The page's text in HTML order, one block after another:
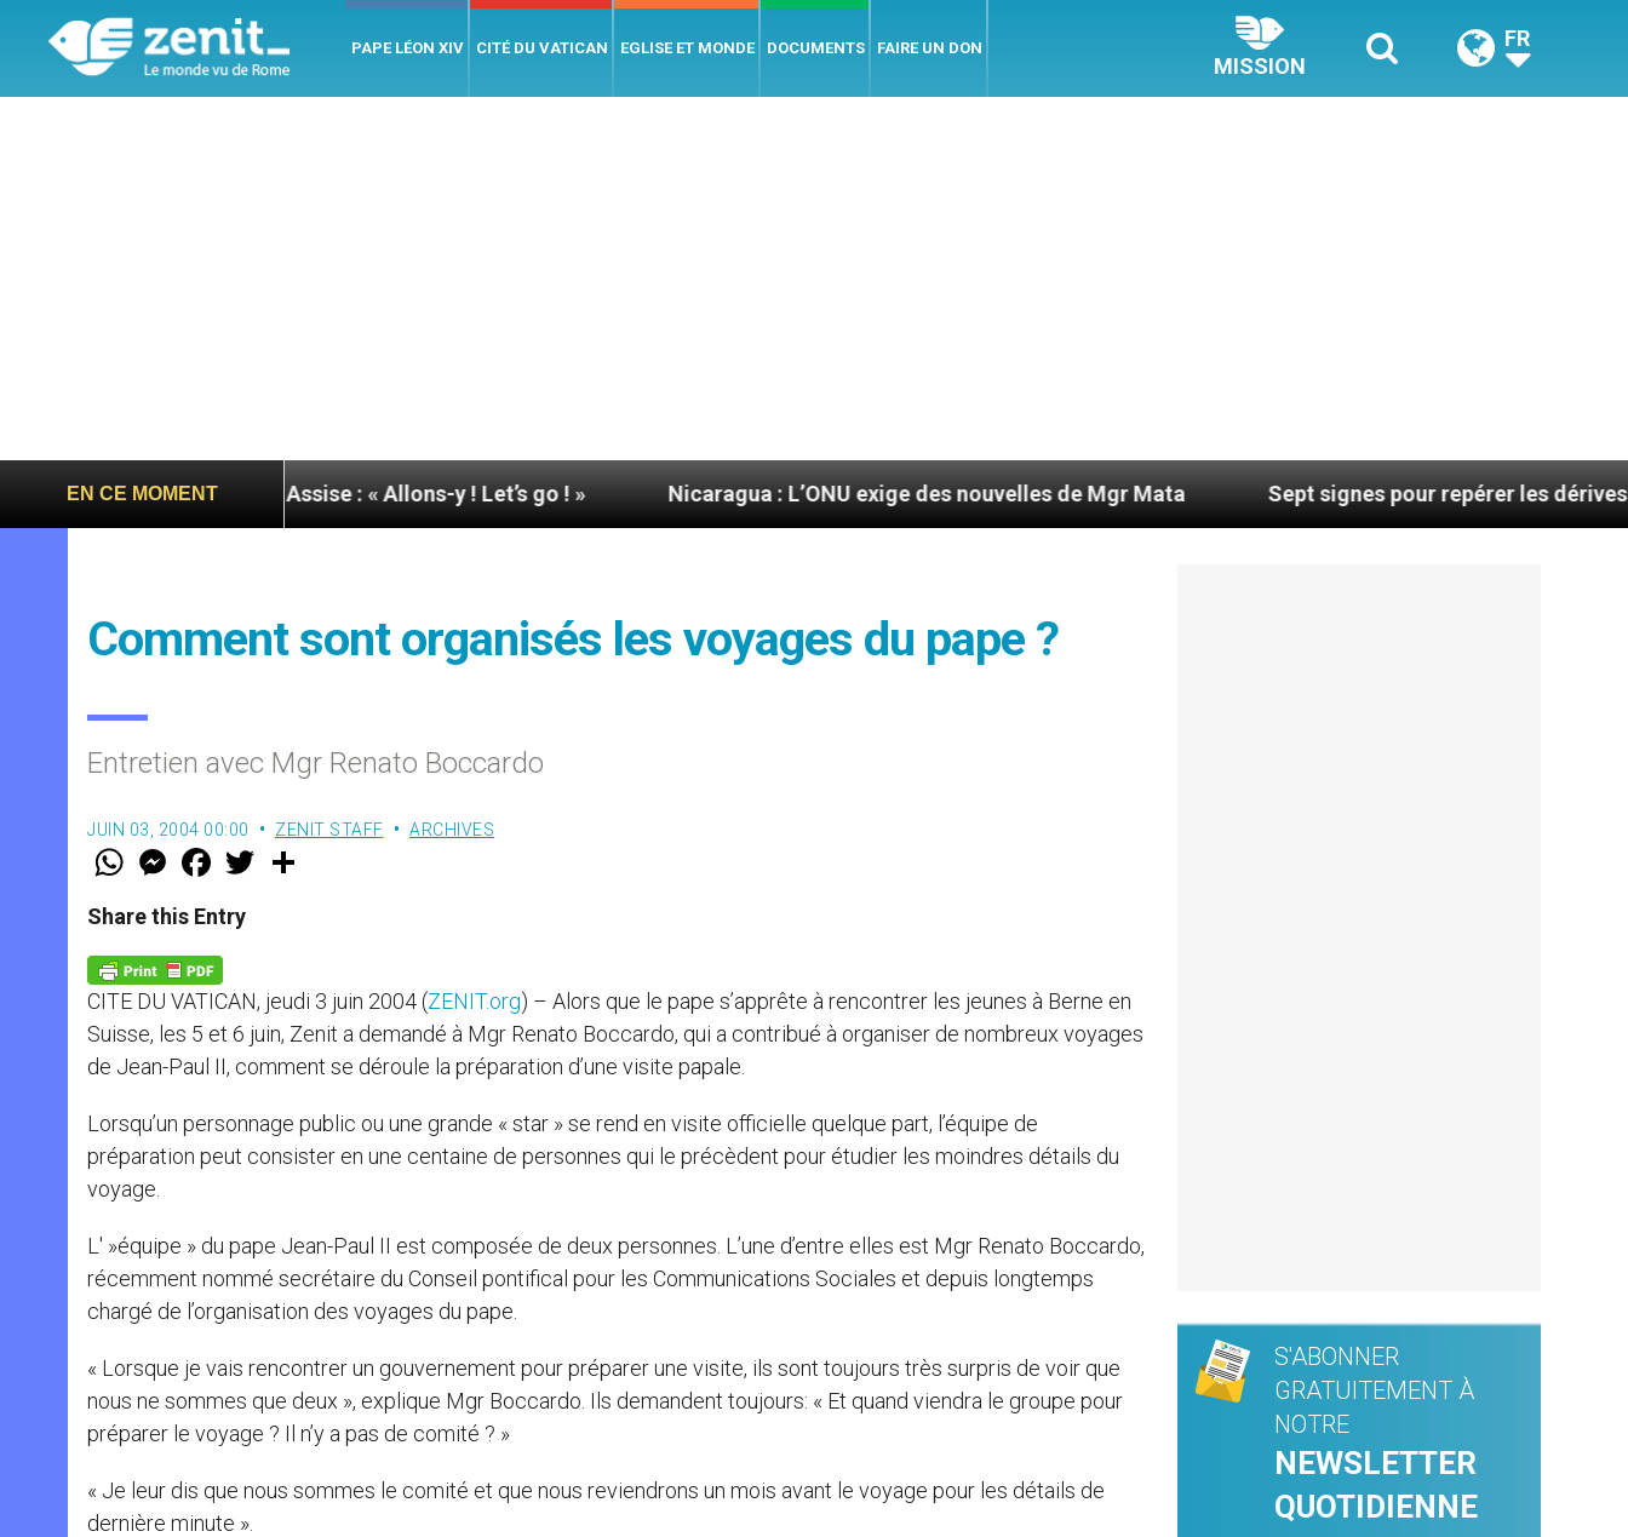
PAPE LÉON XIV CITÉ DU VATICAN EGLISE ET MONDE DOCUMENTS FAIRE UN DON
MISSION
FR
EN CE MOMENT
du pape à Assise : « Allons-y ! Let’s go ! » Nicaragua : L’ONU exige des nouvelles de Mgr Mata Sept signes pour repérer les dérives sectaires
Comment sont organisés les voyages du pape ?
Entretien avec Mgr Renato Boccardo
JUIN 03, 2004 00:00 ZENIT STAFF ARCHIVES
W
t
s
p
p
M
e
s
e
g
e
r
F
a
e
b
k
w
Share this Entry
CITE DU VATICAN, jeudi 3 juin 2004 (ZENIT.org) – Alors que le pape s’apprête à rencontrer les jeunes à Berne en
Suisse, les 5 et 6 juin, Zenit a demandé à Mgr Renato Boccardo, qui a contribué à organiser de nombreux voyages
de Jean-Paul II, comment se déroule la préparation d’une visite papale.
Lorsqu’un personnage public ou une grande « star » se rend en visite officielle quelque part, l’équipe de
préparation peut consister en une centaine de personnes qui le précèdent pour étudier les moindres détails du
voyage.
L' »équipe » du pape Jean-Paul II est composée de deux personnes. L’une d’entre elles est Mgr Renato Boccardo,
récemment nommé secrétaire du Conseil pontifical pour les Communications Sociales et depuis longtemps
chargé de l’organisation des voyages du pape.
« Lorsque je vais rencontrer un gouvernement pour préparer une visite, ils sont toujours très surpris de voir que
nous ne sommes que deux », explique Mgr Boccardo. Ils demandent toujours: « Et quand viendra le groupe pour
préparer le voyage ? Il n’y a pas de comité ? »
« Je leur dis que nous sommes le comité et que nous reviendrons un mois avant le voyage pour les détails de
dernière minute ».
S'ABONNER
GRATUITEMENT À
NOTRE
NEWSLETTER
QUOTIDIENNE